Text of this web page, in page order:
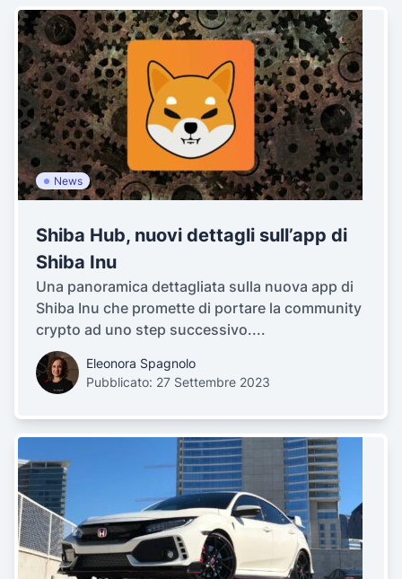
News
Shiba Hub, nuovi dettagli sull’app di
Shiba Inu
Una panoramica dettagliata sulla nuova app di
Shiba Inu che promette di portare la community
crypto ad uno step successivo....
Eleonora Spagnolo
Pubblicato: 27 Settembre 2023